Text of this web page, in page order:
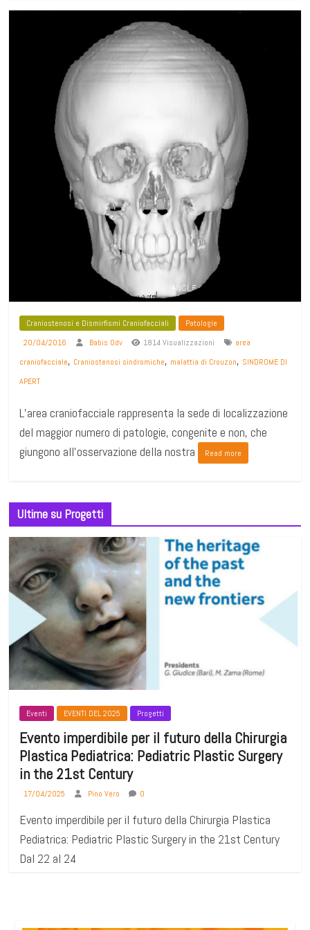
Craniostenosi e Dismirfismi Craniofacciali
Patologie
20/04/2016
Babis Odv 1814 Visualizzazioni
area
craniofacciale, Craniostenosi sindromiche, malattia di Crouzon, SINDROME DI
APERT
L’area craniofacciale rappresenta la sede di localizzazione
del maggior numero di patologie, congenite e non, che
giungono all’osservazione della nostra
Read more
Ultime su Progetti
Eventi EVENTI DEL 2025 Progetti
Evento imperdibile per il futuro della Chirurgia
Plastica Pediatrica: Pediatric Plastic Surgery
in the 21st Century
17/04/2025 Pino Vero 0
Evento imperdibile per il futuro della Chirurgia Plastica
Pediatrica: Pediatric Plastic Surgery in the 21st Century
Dal 22 al 24